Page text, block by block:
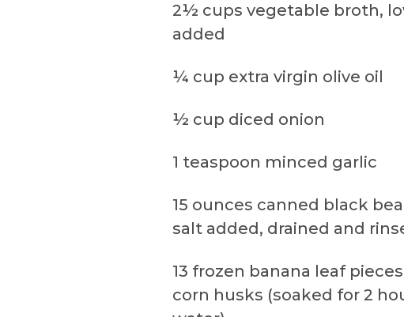
2½ cups vegetable broth,
added
¼ cup extra virgin olive oil
½ cup diced onion
1 teaspoon minced garlic
15 ounces canned black
salt added, drained and
13 frozen banana leaf
corn husks (soaked for 2